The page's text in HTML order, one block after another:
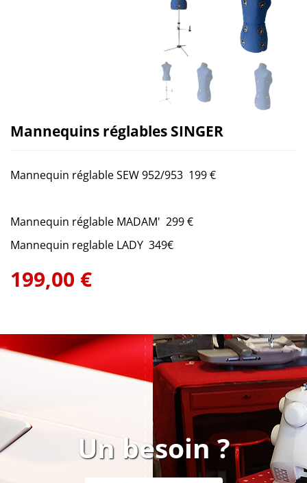
Mannequins réglables SINGER
Mannequin réglable SEW 952/953 199 €
Mannequin réglable MADAM' 299 €
Mannequin reglable LADY 349€
199,00 €
Un besoin ?